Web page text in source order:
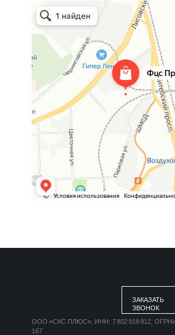
ЗАКАЗАТЬ
ЗВОНОК
ООО «СКС ПЛЮС», ИНН: 7 802 918 912,
167